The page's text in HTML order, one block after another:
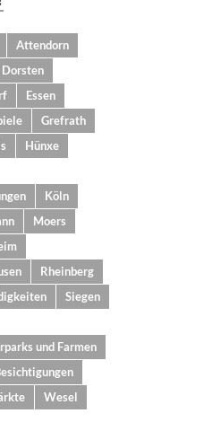
Attendorn
Dorsten
Essen
Grefrath
Hünxe
Köln
Moers
Rheinberg
Siegen
und Farmen
Wesel